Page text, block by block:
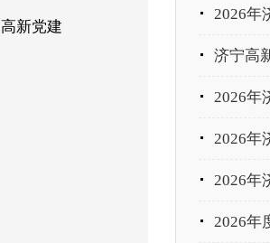
高新党建
2026年
济宁高
2026年
2026年
2026年
2026年